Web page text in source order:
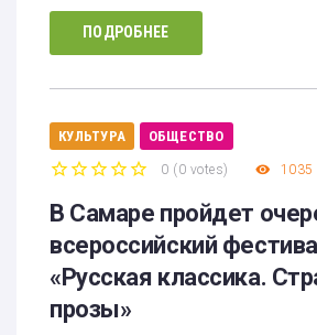
ПОДРОБНЕЕ
КУЛЬТУРА ОБЩЕСТВО
0 (0 votes) 1035
В Самаре пройдет
всероссийский
«Русская классика.
прозы»